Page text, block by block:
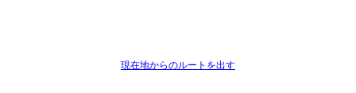
現在地からのルートを出す